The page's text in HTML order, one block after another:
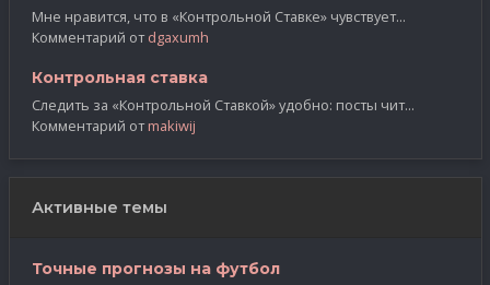
Мне нравится, что в «Контрольной Ставке» чувствует...
Комментарий отdgaxumh
Контрольная ставка
Следить за «Контрольной Ставкой» удобно: посты чит...
Комментарий отmakiwij
Активные темы
Точные прогнозы на футбол